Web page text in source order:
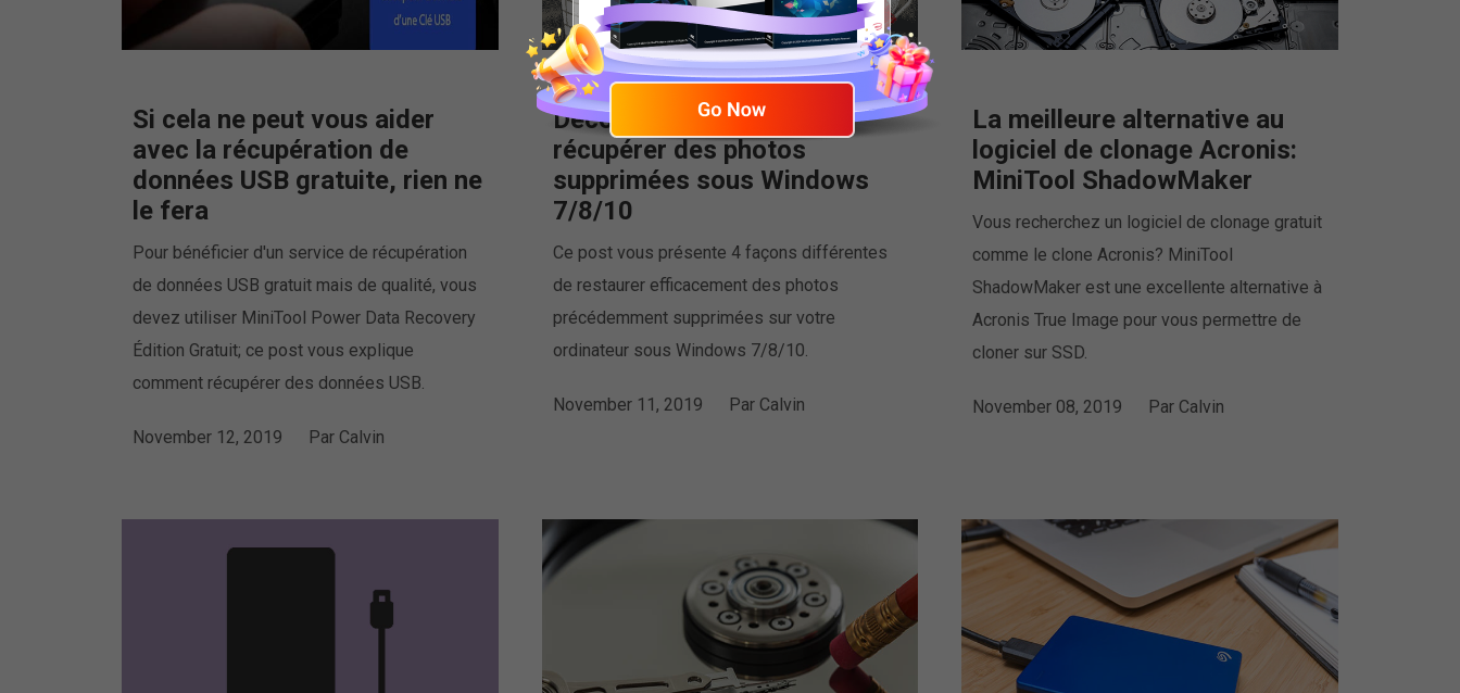
Si cela ne peut vous aider
avec la récupération de
données USB gratuite, rien ne
le fera
Pour bénéficier d'un service de récupération
de données USB gratuit mais de qualité, vous
devez utiliser MiniTool Power Data Recovery
Édition Gratuit; ce post vous explique
comment récupérer des données USB.
November 12, 2019 Par Calvin
Découvrez 4 façons de
récupérer des photos
supprimées sous Windows
7/8/10
Ce post vous présente 4 façons différentes
de restaurer efficacement des photos
précédemment supprimées sur votre
ordinateur sous Windows 7/8/10.
November 11, 2019 Par Calvin
La meilleure alternative au
logiciel de clonage Acronis:
MiniTool ShadowMaker
Vous recherchez un logiciel de clonage gratuit
comme le clone Acronis? MiniTool
ShadowMaker est une excellente alternative à
Acronis True Image pour vous permettre de
cloner sur SSD.
November 08, 2019 Par Calvin